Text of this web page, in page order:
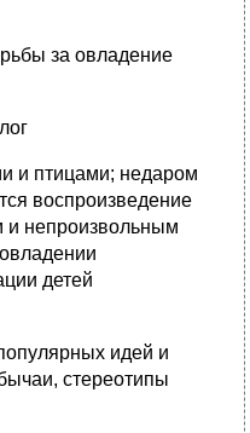
за овладение
и птицами; недаром
воспроизведение
и непроизвольным
детей
идей и
сте­реотипы